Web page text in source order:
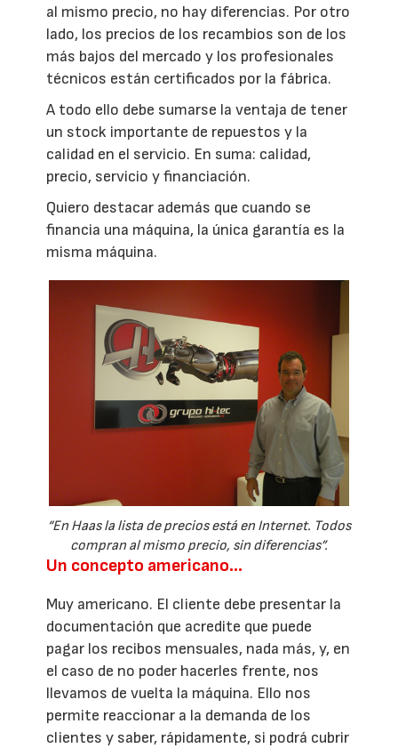
al mismo precio, no hay diferencias. Por otro
lado, los precios de los recambios son de los
más bajos del mercado y los profesionales
técnicos están certificados por la fábrica.
A todo ello debe sumarse la ventaja de tener
un stock importante de repuestos y la
calidad en el servicio. En suma: calidad,
precio, servicio y financiación.
Quiero destacar además que cuando se
financia una máquina, la única garantía es la
misma máquina.
“En Haas la lista de precios está en Internet. Todos
compran al mismo precio, sin diferencias”.
Un concepto americano…
Muy americano. El cliente debe presentar la
documentación que acredite que puede
pagar los recibos mensuales, nada más, y, en
el caso de no poder hacerles frente, nos
llevamos de vuelta la máquina. Ello nos
permite reaccionar a la demanda de los
clientes y saber, rápidamente, si podrá cubrir